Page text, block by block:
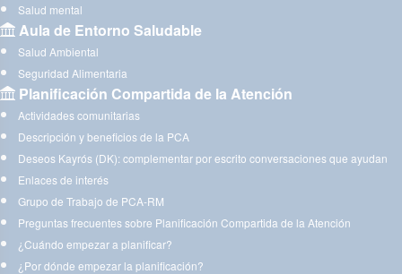
Salud mental
Aula de Entorno Saludable
Salud Ambiental
Seguridad Alimentaria
Planificación Compartida de la Atención
Actividades comunitarias
Descripción y beneficios de la PCA
Deseos Kayrós (DK): complementar por escrito conversaciones que ayudan
Enlaces de interés
Grupo de Trabajo de PCA-RM
Preguntas frecuentes sobre Planificación Compartida de la Atención
¿Cuándo empezar a planificar?
¿Por dónde empezar la planificación?